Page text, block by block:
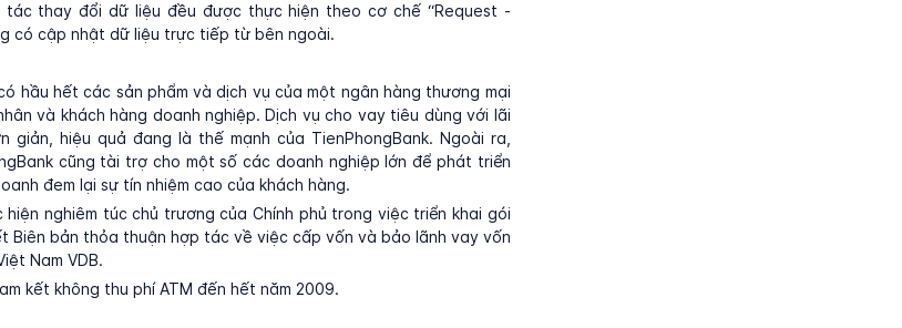
thay đổi dữ liệu đều được thực hiện theo cơ chế “Request -
có cập nhật dữ liệu trực tiếp từ bên ngoài.
hầu hết các sản phẩm và dịch vụ của một ngân hàng thương mại
và khách hàng doanh nghiệp. Dịch vụ cho vay tiêu dùng với lãi
giản, hiệu quả đang là thế mạnh của TienPhongBank. Ngoài ra,
cũng tài trợ cho một số các doanh nghiệp lớn để phát triển
đem lại sự tín nhiệm cao của khách hàng.
hiện nghiêm túc chủ trương của Chính phủ trong việc triển khai gói
Biên bản thỏa thuận hợp tác về việc cấp vốn và bảo lãnh vay vốn
Nam VDB.
kết không thu phí ATM đến hết năm 2009.